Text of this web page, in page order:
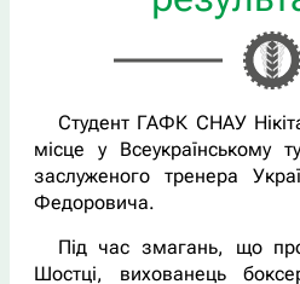
Студент ГАФК СНАУ
місце у Всеукраїнському
заслуженого тренера
Федоровича.
Під час змагань, що
Шостці, вихованець